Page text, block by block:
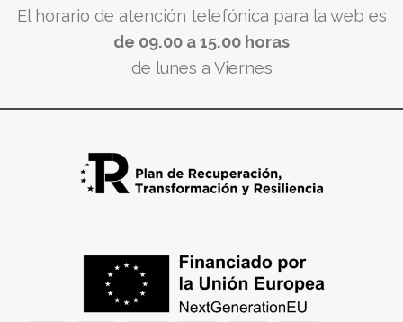
El horario de atención telefónica para la web es
de 09.00 a 15.00 horas
de lunes a Viernes